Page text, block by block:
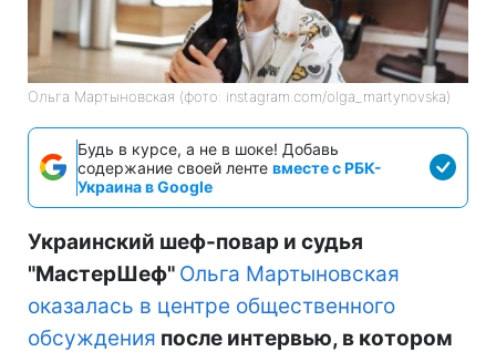
Ольга Мартыновская (фото: instagram.com/olga_martynovska)
Будь в курсе, а не в шоке! Добавь
содержание своей ленте вместе с РБК-
Украина в Google
Украинский шеф-повар и судья
"МастерШеф" Ольга Мартыновская
оказалась в центре общественного
обсуждения после интервью, в котором